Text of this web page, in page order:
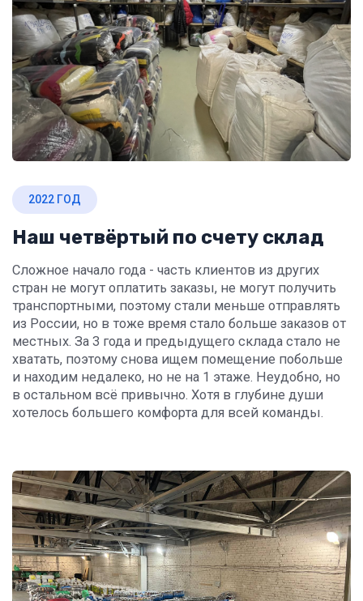
2022 ГОД
Наш четвёртый по счету склад
Сложное начало года - часть клиентов из других
стран не могут оплатить заказы, не могут получить
транспортными, поэтому стали меньше отправлять
из России, но в тоже время стало больше заказов от
местных. За 3 года и предыдущего склада стало не
хватать, поэтому снова ищем помещение побольше
и находим недалеко, но не на 1 этаже. Неудобно, но
в остальном всё привычно. Хотя в глубине души
хотелось большего комфорта для всей команды.